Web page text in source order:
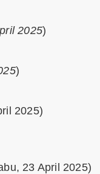
2025)
)
2025)
23 April 2025)